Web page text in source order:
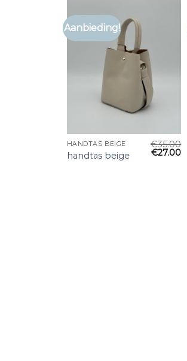
Aanbieding!
HANDTAS BEIGE
handtas beige
€35.00
€27.00